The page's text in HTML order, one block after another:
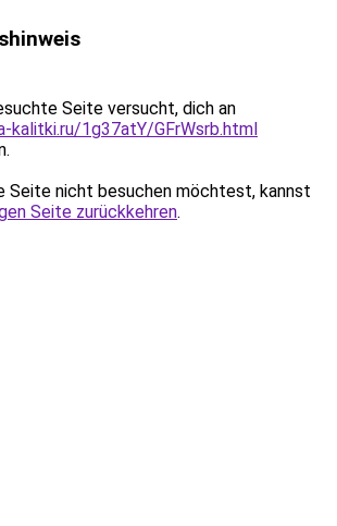
Seite versucht, dich an
1g37atY/GFrWsrb.html
Seite nicht besuchen möchtest, kannst
Seite zurückkehren.